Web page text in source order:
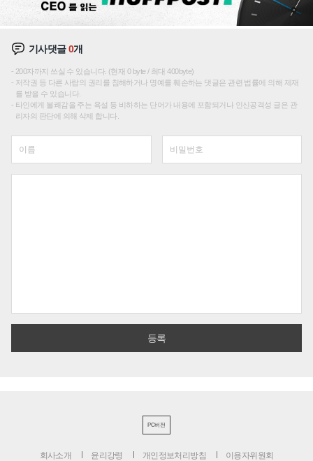
기사댓글0개
200자까지 쓰실 수 있습니다. (현재 0 byte / 최대 400byte)
저작권 등 다른 사람의 권리를 침해하거나 명예를 훼손하는 댓글은 관련 법률에 의해 제재
를 받을 수 있습니다.
타인에게 불쾌감을 주는 욕설 등 비하하는 단어가 내용에 포함되거나 인신공격성 글은 관
리자의 판단에 의해 삭제 합니다.
PC버전
회사소개 윤리강령 개인정보처리방침 이용자위원회